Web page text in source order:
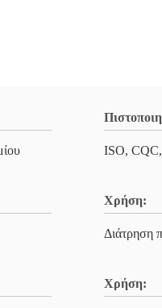
ISO,
Χρήση:
Διάτρηση
Χρήση: